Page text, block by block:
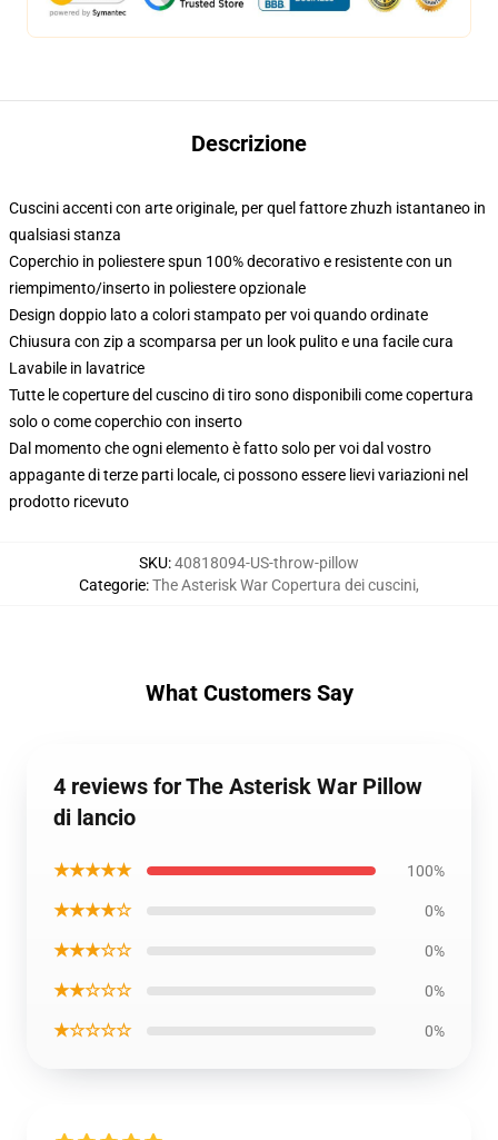
Descrizione
Cuscini accenti con arte originale, per quel fattore zhuzh istantaneo in
qualsiasi stanza
Coperchio in poliestere spun 100% decorativo e resistente con un
riempimento/inserto in poliestere opzionale
Design doppio lato a colori stampato per voi quando ordinate
Chiusura con zip a scomparsa per un look pulito e una facile cura
Lavabile in lavatrice
Tutte le coperture del cuscino di tiro sono disponibili come copertura
solo o come coperchio con inserto
Dal momento che ogni elemento è fatto solo per voi dal vostro
appagante di terze parti locale, ci possono essere lievi variazioni nel
prodotto ricevuto
SKU:40818094-US-throw-pillow
Categorie:The Asterisk War Copertura dei cuscini,
What Customers Say
4 reviews for The Asterisk War Pillow
di lancio
★★★★★ 100%
★★★★☆ 0%
★★★☆☆ 0%
★★☆☆☆ 0%
★☆☆☆☆ 0%